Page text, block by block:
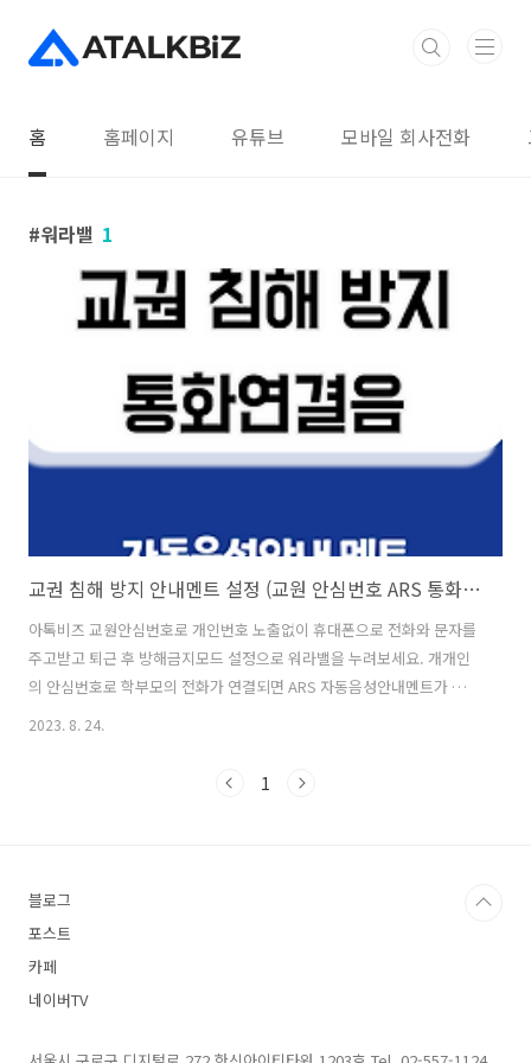
홈 홈페이지 유튜브 모바일 회사전화
워라밸 1
교권 침해 방지 안내멘트 설정 (교원 안심번호 ARS 통화연결음)
아톡비즈 교원안심번호로 개인번호 노출없이 휴대폰으로 전화와 문자를
주고받고 퇴근 후 방해금지모드 설정으로 워라밸을 누려보세요. 개개인
의 안심번호로 학부모의 전화가 연결되면 ARS 자동음성안내멘트가 송
출되며 원하는 안내멘트를 직접 휴대폰으로 작성해두면 해당 내용이 컬
2023. 8. 24.
1
블로그
포스트
카페
네이버TV